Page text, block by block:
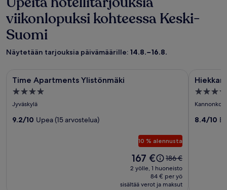
viikonlopuksi kohteessa Keski-
Suomi
Näytetään tarjouksia päivämäärille: 14.8.−16.8.
Majoituspaikan
Time
Apartments
Ylistönmäki
kuvagalleria
Time Apartments Ylistönmäki
4.0
tähden
Jyväskylä
9.2/10 Upea (15 arvostelua)
10 % alennusta
Hinta
on
167 €
167 €
Hinta
oli
186 €,
katso
186 €
2 yölle, 1 huoneisto
84 € per yö
sisältää verot ja maksut
3.5
tähden
8.4/10